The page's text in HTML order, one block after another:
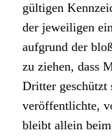
gültigen
der jeweiligen
aufgrund der
zu ziehen, dass
Dritter
veröffentlichte,
bleibt allein